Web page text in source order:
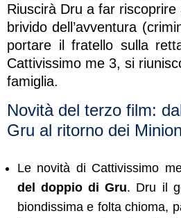
Riuscirà Dru a far riscoprire
brivido dell’avventura
portare il fratello sulla
Cattivissimo me 3, si
famiglia.
Novità del terzo film:
Gru al ritorno dei
Le novità di Cattivissimo
del doppio di Gru. Dru il
biondissima e folta chioma,